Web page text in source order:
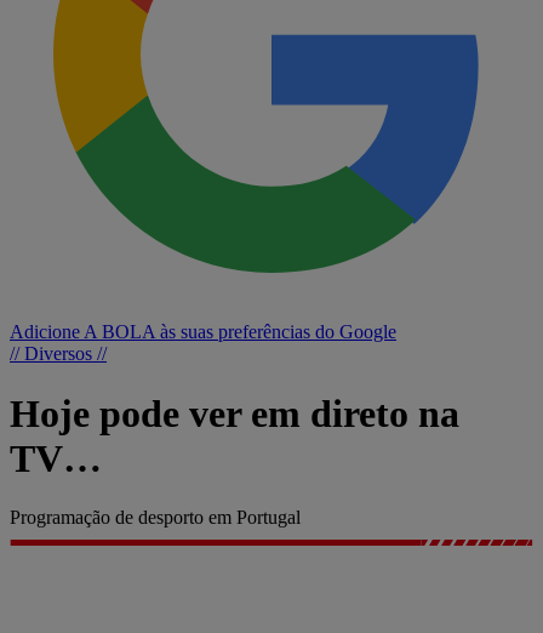
Adicione A BOLA às suas preferências do Google
// Diversos //
Hoje pode ver em direto na
TV…
Programação de desporto em Portugal